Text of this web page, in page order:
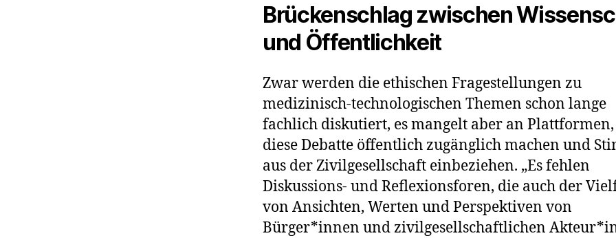
Brückenschlag zwischen
und Öffentlichkeit
Zwar werden die ethischen Fragestellungen zu
medizinisch-technologischen Themen schon lange
fachlich diskutiert, es mangelt aber an
diese Debatte öffentlich zugänglich machen und
aus der Zivilgesellschaft einbeziehen. „Es fehlen
Diskussions- und Reflexionsforen, die auch der
von Ansichten, Werten und Perspektiven von
Bürger*innen und zivilgesellschaftlichen